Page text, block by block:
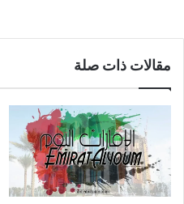
مقالات ذات صلة